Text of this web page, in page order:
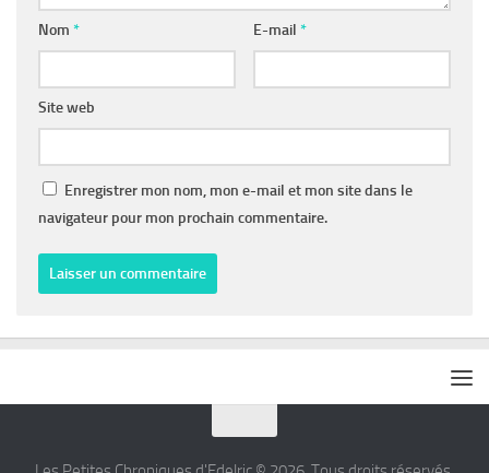
Nom * E-mail *
Site web
Enregistrer mon nom, mon e-mail et mon site dans le
navigateur pour mon prochain commentaire.